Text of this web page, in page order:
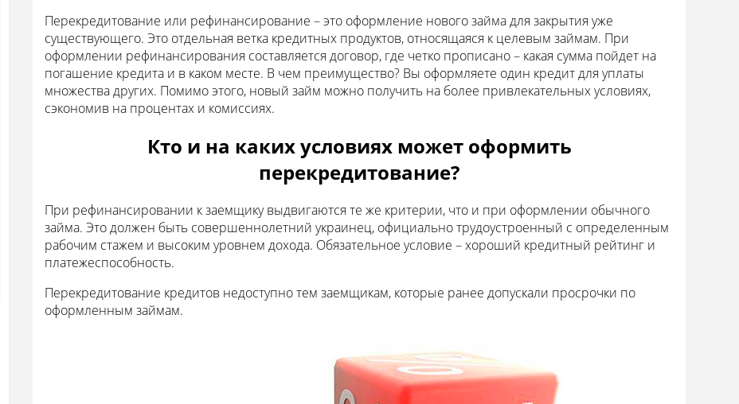
Перекредитование или рефинансирование – это оформление нового займа для закрытия уже
существующего. Это отдельная ветка кредитных продуктов, относящаяся к целевым займам. При
оформлении рефинансирования составляется договор, где четко прописано – какая сумма пойдет на
погашение кредита и в каком месте. В чем преимущество? Вы оформляете один кредит для уплаты
множества других. Помимо этого, новый займ можно получить на более привлекательных условиях,
сэкономив на процентах и комиссиях.
Кто и на каких условиях может оформить
перекредитование?
При рефинансировании к заемщику выдвигаются те же критерии, что и при оформлении обычного
займа. Это должен быть совершеннолетний украинец, официально трудоустроенный с определенным
рабочим стажем и высоким уровнем дохода. Обязательное условие – хороший кредитный рейтинг и
платежеспособность.
Перекредитование кредитов недоступно тем заемщикам, которые ранее допускали просрочки по
оформленным займам.